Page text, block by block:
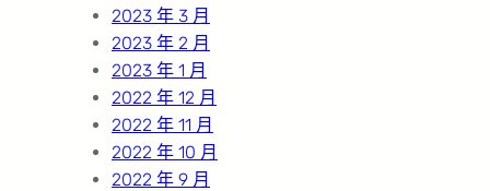
2023 年 3 月
2023 年 2 月
2023 年 1 月
2022 年 12 月
2022 年 11 月
2022 年 10 月
2022 年 9 月